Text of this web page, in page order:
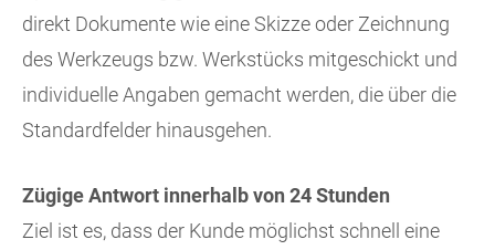
direkt Dokumente wie eine Skizze oder Zeichnung
des Werkzeugs bzw. Werkstücks mitgeschickt und
individuelle Angaben gemacht werden, die über die
Standardfelder hinausgehen.
Zügige Antwort innerhalb von 24 Stunden
Ziel ist es, dass der Kunde möglichst schnell eine